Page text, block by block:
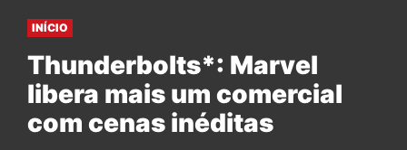
INÍCIO
Thunderbolts*: Marvel
libera mais um comercial
com cenas inéditas